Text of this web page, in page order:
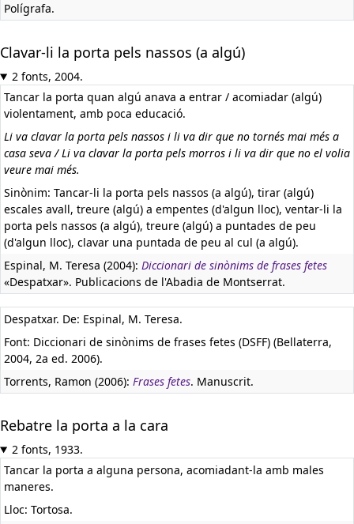
Polígrafa.
Clavar-li la porta pels nassos (a algú)
2 fonts, 2004.
Tancar la porta quan algú anava a entrar / acomiadar (algú)
violentament, amb poca educació.
Li va clavar la porta pels nassos i li va dir que no tornés mai més a
casa seva / Li va clavar la porta pels morros i li va dir que no el volia
veure mai més.
Sinònim: Tancar-li la porta pels nassos (a algú), tirar (algú)
escales avall, treure (algú) a empentes (d'algun lloc), ventar-li la
porta pels nassos (a algú), treure (algú) a puntades de peu
(d'algun lloc), clavar una puntada de peu al cul (a algú).
Espinal, M. Teresa (2004): Diccionari de sinònims de frases fetes
«Despatxar». Publicacions de l'Abadia de Montserrat.
Despatxar. De: Espinal, M. Teresa.
Font: Diccionari de sinònims de frases fetes (DSFF) (Bellaterra,
2004, 2a ed. 2006).
Torrents, Ramon (2006): Frases fetes. Manuscrit.
Rebatre la porta a la cara
2 fonts, 1933.
Tancar la porta a alguna persona, acomiadant-la amb males
maneres.
Lloc: Tortosa.